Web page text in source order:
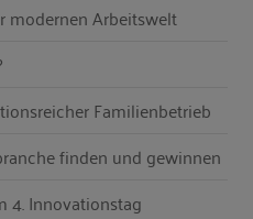
modernen Arbeitswelt
Familienbetrieb
finden und gewinnen
4. Innovationstag